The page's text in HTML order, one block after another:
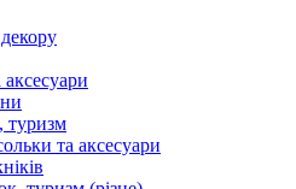
туризм
та аксесуари